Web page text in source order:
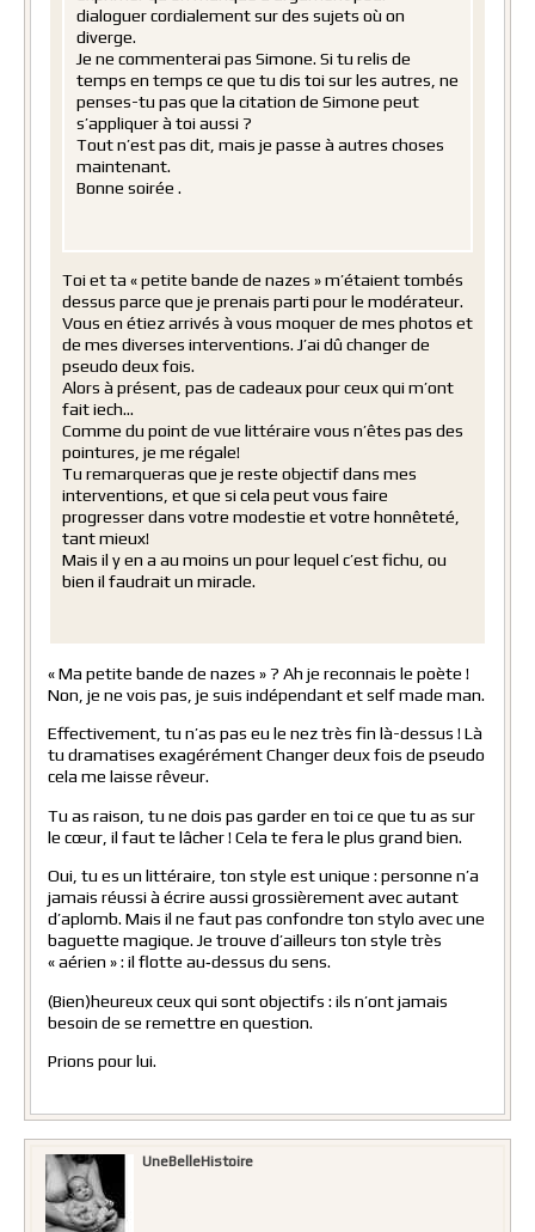
dialoguer cordialement sur des sujets où on
diverge.
Je ne commenterai pas Simone. Si tu relis de
temps en temps ce que tu dis toi sur les autres, ne
penses-tu pas que la citation de Simone peut
s’appliquer à toi aussi ?
Tout n’est pas dit, mais je passe à autres choses
maintenant.
Bonne soirée .
Toi et ta « petite bande de nazes » m’étaient tombés
dessus parce que je prenais parti pour le modérateur.
Vous en étiez arrivés à vous moquer de mes photos et
de mes diverses interventions. J’ai dû changer de
pseudo deux fois.
Alors à présent, pas de cadeaux pour ceux qui m’ont
fait iech…
Comme du point de vue littéraire vous n’êtes pas des
pointures, je me régale!
Tu remarqueras que je reste objectif dans mes
interventions, et que si cela peut vous faire
progresser dans votre modestie et votre honnêteté,
tant mieux!
Mais il y en a au moins un pour lequel c’est fichu, ou
bien il faudrait un miracle.
« Ma petite bande de nazes » ? Ah je reconnais le poète !
Non, je ne vois pas, je suis indépendant et self made man.
Effectivement, tu n’as pas eu le nez très fin là-dessus ! Là
tu dramatises exagérément Changer deux fois de pseudo
cela me laisse rêveur.
Tu as raison, tu ne dois pas garder en toi ce que tu as sur
le cœur, il faut te lâcher ! Cela te fera le plus grand bien.
Oui, tu es un littéraire, ton style est unique : personne n’a
jamais réussi à écrire aussi grossièrement avec autant
d’aplomb. Mais il ne faut pas confondre ton stylo avec une
baguette magique. Je trouve d’ailleurs ton style très
« aérien » : il flotte au‑dessus du sens.
(Bien)heureux ceux qui sont objectifs : ils n’ont jamais
besoin de se remettre en question.
Prions pour lui.
UneBelleHistoire